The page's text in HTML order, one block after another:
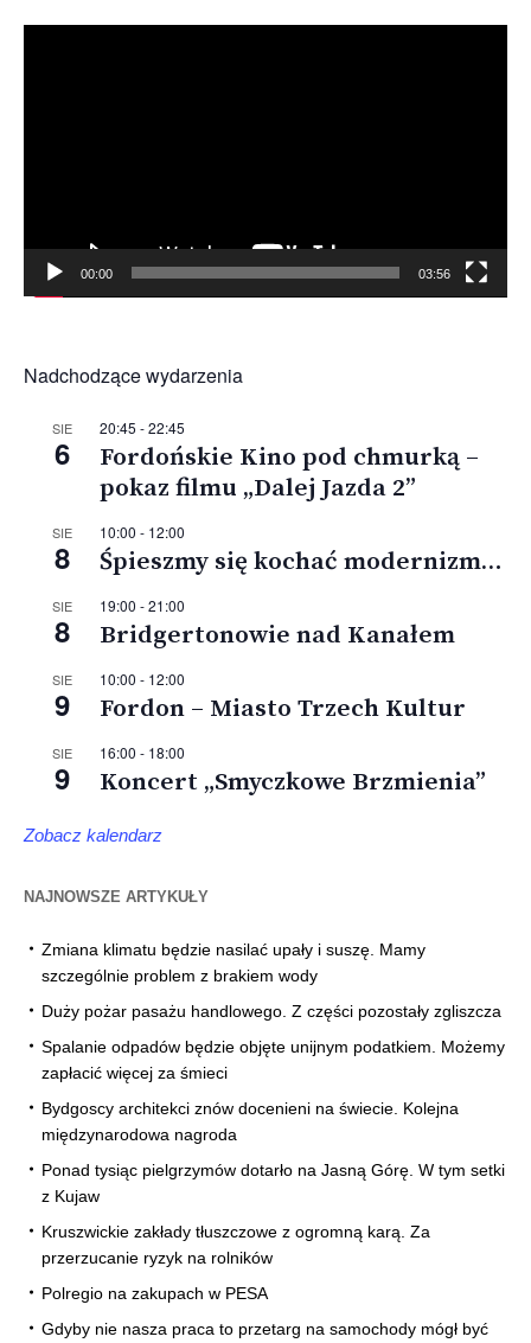
00:00 03:56
Nadchodzące wydarzenia
SIE
6
20:45 -22:45
Fordońskie Kino pod chmurką –
pokaz filmu „Dalej Jazda 2”
SIE
8
10:00 - 12:00
Śpieszmy się kochać modernizm…
SIE
8
19:00 -21:00
Bridgertonowie nad Kanałem
SIE
9
10:00 - 12:00
Fordon – Miasto Trzech Kultur
SIE
9
16:00 - 18:00
Koncert „Smyczkowe Brzmienia”
Zobacz kalendarz
NAJNOWSZE ARTYKUŁY
Zmiana klimatu będzie nasilać upały i suszę. Mamy
szczególnie problem z brakiem wody
Duży pożar pasażu handlowego. Z części pozostały zgliszcza
Spalanie odpadów będzie objęte unijnym podatkiem. Możemy
zapłacić więcej za śmieci
Bydgoscy architekci znów docenieni na świecie. Kolejna
międzynarodowa nagroda
Ponad tysiąc pielgrzymów dotarło na Jasną Górę. W tym setki
z Kujaw
Kruszwickie zakłady tłuszczowe z ogromną karą. Za
przerzucanie ryzyk na rolników
Polregio na zakupach w PESA
Gdyby nie nasza praca to przetarg na samochody mógł być